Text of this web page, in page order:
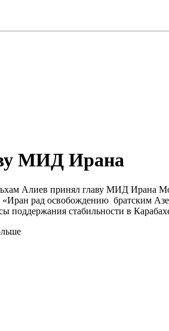
МИД Ирана
Алиев принял главу МИД Ирана
рад освобождению братским
поддержания стабильности в